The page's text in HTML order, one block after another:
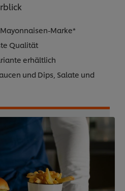
Marke*
Qualität
erhältlich
und Dips, Salate und